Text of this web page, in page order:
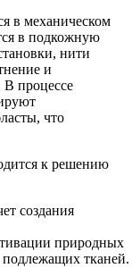
в механическом
в подкожную
нити
и
В процессе
что
к решению
создания
природных
подлежащих тканей.